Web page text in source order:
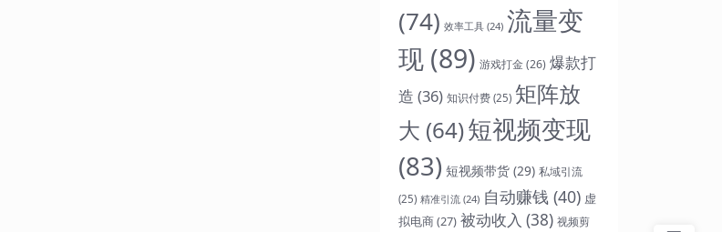
(74) 效率工具 (24) 流量变
现 (89) 游戏打金(26) 爆款打
造 (36) 知识付费 (25) 矩阵放
大 (64)短视频变现
(83) 短视频带货 (29) 私域引流
(25) 精准引流 (24) 自动赚钱 (40) 虚
拟电商(27) 被动收入 (38) 视频剪